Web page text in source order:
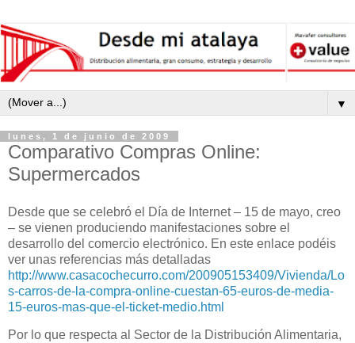
▼
lunes, 1 de junio de 2009
Comparativo Compras Online:
Supermercados
Desde que se celebró el Día de Internet – 15 de mayo, creo
– se vienen produciendo manifestaciones sobre el
desarrollo del comercio electrónico. En este enlace podéis
ver unas referencias más detalladas
http://www.casacochecurro.com/200905153409/Vivienda/Lo
s-carros-de-la-compra-online-cuestan-65-euros-de-media-
15-euros-mas-que-el-ticket-medio.html
Por lo que respecta al Sector de la Distribución Alimentaria,